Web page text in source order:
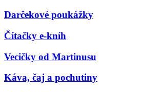
Darčekové poukážky
Čítačky e-kníh
Vecičky od Martinusu
Káva, čaj a pochutiny